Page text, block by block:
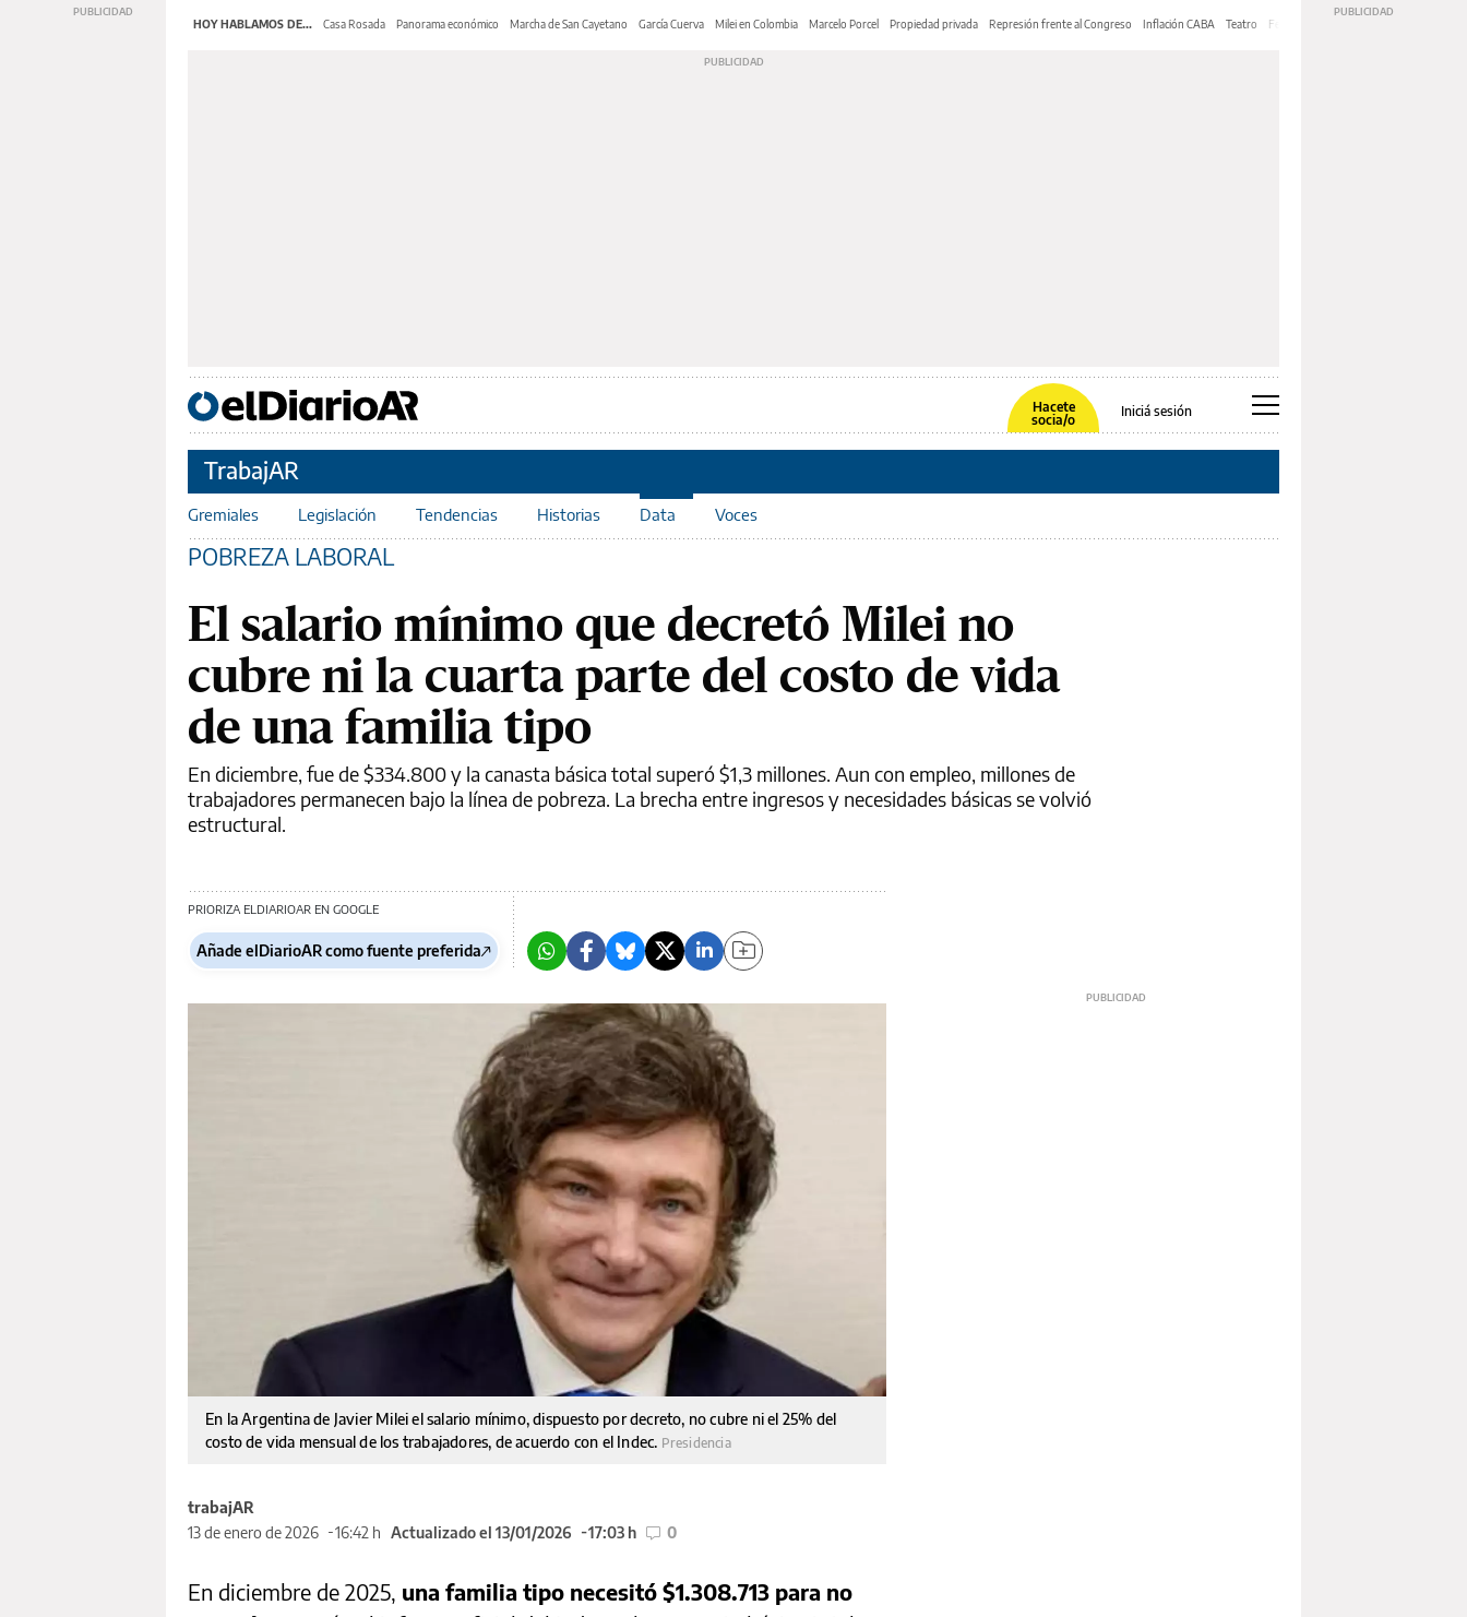
HOY HABLAMOS DE... Casa Rosada Panorama económico Marcha de San Cayetano García Cuerva Milei en Colombia Marcelo Porcel Propiedad privada Represión frente al Congreso Inflación CABA Teatro Feria de Editores
Hacete
socia/o
Iniciá sesión
TrabajAR
Gremiales Legislación Tendencias Historias Data Voces
POBREZA LABORAL
El salario mínimo que decretó Milei no
cubre ni la cuarta parte del costo de vida
de una familia tipo
En diciembre, fue de $334.800 y la canasta básica total superó $1,3 millones. Aun con empleo, millones de
trabajadores permanecen bajo la línea de pobreza. La brecha entre ingresos y necesidades básicas se volvió
estructural.
PRIORIZA ELDIARIOAR EN GOOGLE
Añade elDiarioAR como fuente preferida
En la Argentina de Javier Milei el salario mínimo, dispuesto por decreto, no cubre ni el 25% del
costo de vida mensual de los trabajadores, de acuerdo con el Indec. Presidencia
trabajAR
13 de enero de 2026
16:42 h Actualizado el 13/01/2026 17:03 h 0
En diciembre de 2025, una familia tipo necesitó $1.308.713 para no